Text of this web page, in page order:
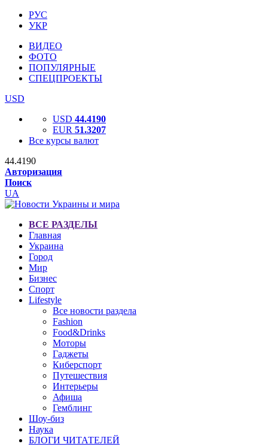
РУС
УКР
ВИДЕО
ФОТО
ПОПУЛЯРНЫЕ
СПЕЦПРОЕКТЫ
USD
USD 44.4190
EUR 51.3207
Все курсы валют
44.4190
Авторизация
Поиск
UA
ВСЕ РАЗДЕЛЫ
Главная
Украина
Город
Мир
Бизнес
Спорт
Lifestyle
Все новости раздела
Fashion
Food&Drinks
Моторы
Гаджеты
Киберспорт
Путешествия
Интерьеры
Афиша
Гемблинг
Шоу-биз
Наука
БЛОГИ ЧИТАТЕЛЕЙ